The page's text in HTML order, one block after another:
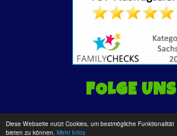
Diese Webseite nutzt Cookies, um bestmögliche Funktionalität
bieten zu können. Mehr Infos
FOLGE UNS